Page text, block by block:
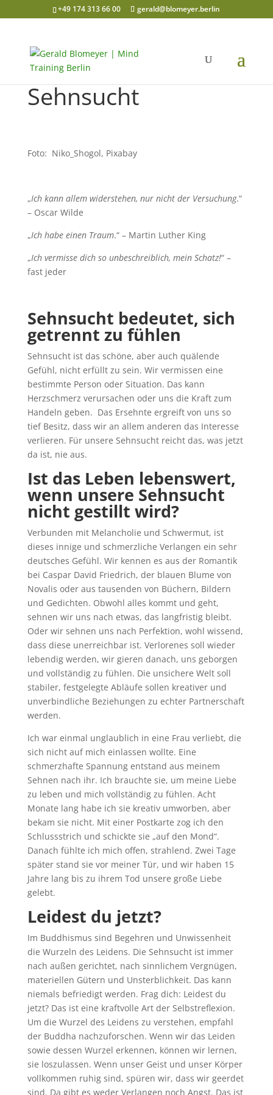
+49 174 313 66 00 gerald@blomeyer.berlin
Sehnsucht
Foto: Niko_Shogol, Pixabay
„Ich kann allem widerstehen, nur nicht der Versuchung.“
– Oscar Wilde
„Ich habe einen Traum.“ – Martin Luther King
„Ich vermisse dich so unbeschreiblich, mein Schatz!“ –
fast jeder
Sehnsucht bedeutet, sich
getrennt zu fühlen
Sehnsucht ist das schöne, aber auch quälende
Gefühl, nicht erfüllt zu sein. Wir vermissen eine
bestimmte Person oder Situation. Das kann
Herzschmerz verursachen oder uns die Kraft zum
Handeln geben. Das Ersehnte ergreift von uns so
tief Besitz, dass wir an allem anderen das Interesse
verlieren. Für unsere Sehnsucht reicht das, was jetzt
da ist, nie aus.
Ist das Leben lebenswert,
wenn unsere Sehnsucht
nicht gestillt wird?
Verbunden mit Melancholie und Schwermut, ist
dieses innige und schmerzliche Verlangen ein sehr
deutsches Gefühl. Wir kennen es aus der Romantik
bei Caspar David Friedrich, der blauen Blume von
Novalis oder aus tausenden von Büchern, Bildern
und Gedichten. Obwohl alles kommt und geht,
sehnen wir uns nach etwas, das langfristig bleibt.
Oder wir sehnen uns nach Perfektion, wohl wissend,
dass diese unerreichbar ist. Verlorenes soll wieder
lebendig werden, wir gieren danach, uns geborgen
und vollständig zu fühlen. Die unsichere Welt soll
stabiler, festgelegte Abläufe sollen kreativer und
unverbindliche Beziehungen zu echter Partnerschaft
werden.
Ich war einmal unglaublich in eine Frau verliebt, die
sich nicht auf mich einlassen wollte. Eine
schmerzhafte Spannung entstand aus meinem
Sehnen nach ihr. Ich brauchte sie, um meine Liebe
zu leben und mich vollständig zu fühlen. Acht
Monate lang habe ich sie kreativ umworben, aber
bekam sie nicht. Mit einer Postkarte zog ich den
Schlussstrich und schickte sie „auf den Mond“.
Danach fühlte ich mich offen, strahlend. Zwei Tage
später stand sie vor meiner Tür, und wir haben 15
Jahre lang bis zu ihrem Tod unsere große Liebe
gelebt.
Leidest du jetzt?
Im Buddhismus sind Begehren und Unwissenheit
die Wurzeln des Leidens. Die Sehnsucht ist immer
nach außen gerichtet, nach sinnlichem Vergnügen,
materiellen Gütern und Unsterblichkeit. Das kann
niemals befriedigt werden. Frag dich: Leidest du
jetzt? Das ist eine kraftvolle Art der Selbstreflexion.
Um die Wurzel des Leidens zu verstehen, empfahl
der Buddha nachzuforschen. Wenn wir das Leiden
sowie dessen Wurzel erkennen, können wir lernen,
sie loszulassen. Wenn unser Geist und unser Körper
vollkommen ruhig sind, spüren wir, dass wir geerdet
sind. Da gibt es weder Verlangen noch Angst. Das ist